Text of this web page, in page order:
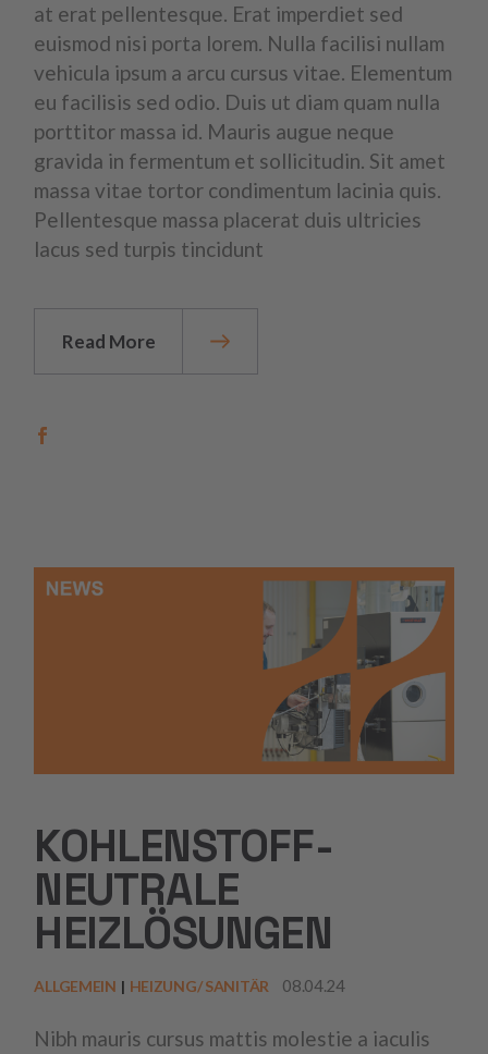
at erat pellentesque. Erat imperdiet sed
euismod nisi porta lorem. Nulla facilisi nullam
vehicula ipsum a arcu cursus vitae. Elementum
eu facilisis sed odio. Duis ut diam quam nulla
porttitor massa id. Mauris augue neque
gravida in fermentum et sollicitudin. Sit amet
massa vitae tortor condimentum lacinia quis.
Pellentesque massa placerat duis ultricies
lacus sed turpis tincidunt
Read More
KOHLENSTOFF-
NEUTRALE
HEIZLÖSUNGEN
ALLGEMEIN HEIZUNG/ SANITÄR 08.04.24
Nibh mauris cursus mattis molestie a iaculis